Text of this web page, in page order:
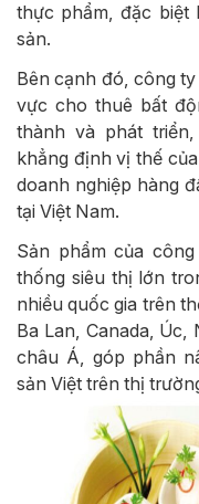
thực phẩm, đặc biệt
sản.
Bên cạnh đó, công
vực cho thuê bất
thành và phát
khẳng định vị thế
doanh nghiệp hàng
tại Việt Nam.
Sản phẩm của
thống siêu thị lớn
nhiều quốc gia trên
Ba Lan, Canada,
châu Á, góp phần
sản Việt trên thị